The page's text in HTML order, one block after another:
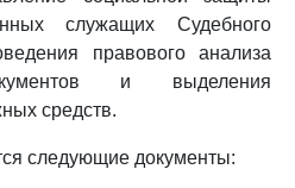
служащих Судебного
правового анализа
и выделения
средств.
следующие документы: